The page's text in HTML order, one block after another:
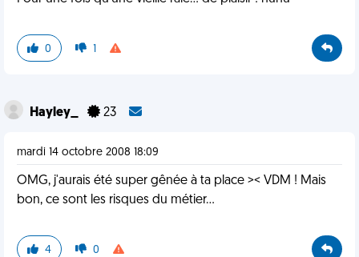
0 1
Hayley_ 23
mardi 14 octobre 2008 18:09
OMG, j'aurais été super gênée à ta place >< VDM ! Mais
bon, ce sont les risques du métier...
4 0